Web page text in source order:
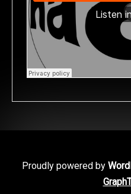
Proudly powered by